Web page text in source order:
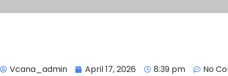
Vcana_admin April 17, 2026 8:39 pm No